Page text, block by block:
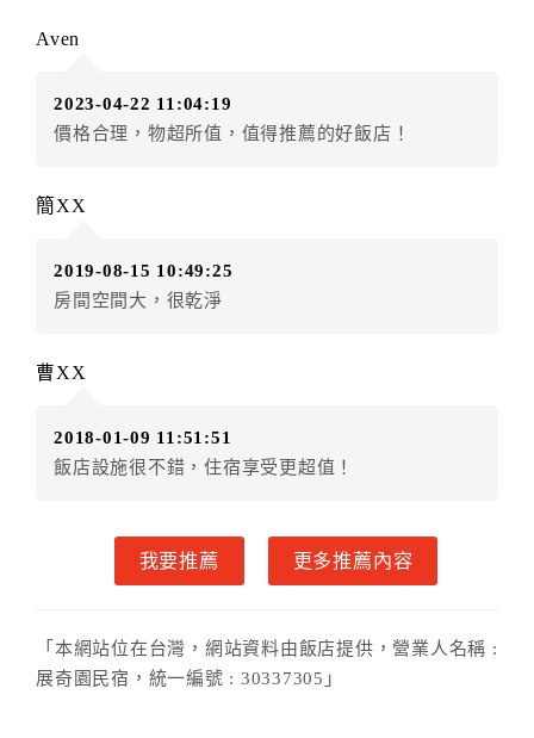
房者應補足差額。（限原訂飯店）
房者不得要求退其差額。（限原訂飯店）
額3個月
．訂房者使用「保留住宿金額」時，請注意！為避免飯
店客滿，敬請及早計畫，如逾時未提出申辦，視同無條
．每筆訂單異動限定乙次，限原訂飯店，異動完成後不
訂房者應補足差額。 限原訂飯店
六、取消訂單
訂房者因故取消訂單辦理退款，依下列標準申辦：
訂單申請退款手續。
◎住房日當日未辦理入住手續者，視同住房，已付訂單
Aven
2023-04-22 11:04:19
價格合理，物超所值，值得推薦的好飯店！
簡XX
2019-08-15 10:49:25
房間空間大，很乾淨
曹XX
2018-01-09 11:51:51
飯店設施很不錯，住宿享受更超值！
我要推薦 更多推薦內容
「本網站位在台灣，網站資料由飯店提供，營業人名稱 :
展奇園民宿，統一編號 : 30337305」